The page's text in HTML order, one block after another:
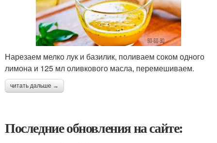
Нарезаем мелко лук и базилик, поливаем соком одного
лимона и 125 мл оливкового масла, перемешиваем.
читать дальше →
Последние обновления на сайте: